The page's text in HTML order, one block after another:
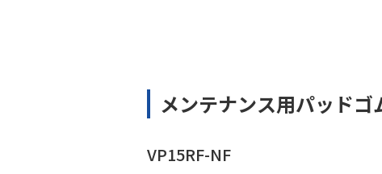
メンテナンス用パッドゴ
VP15RF-NF